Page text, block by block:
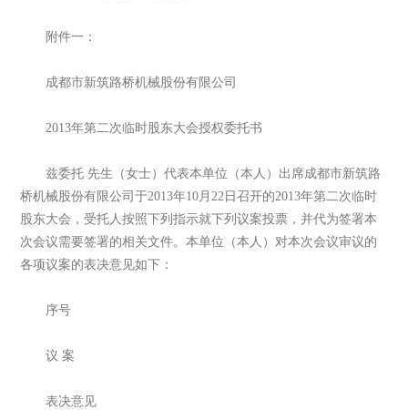
附件一：
成都市新筑路桥机械股份有限公司
2013年第二次临时股东大会授权委托书
兹委托 先生（女士）代表本单位（本人）出席成都市新筑路
桥机械股份有限公司于2013年10月22日召开的2013年第二次临时
股东大会，受托人按照下列指示就下列议案投票，并代为签署本
次会议需要签署的相关文件。本单位（本人）对本次会议审议的
各项议案的表决意见如下：
序号
议 案
表决意见